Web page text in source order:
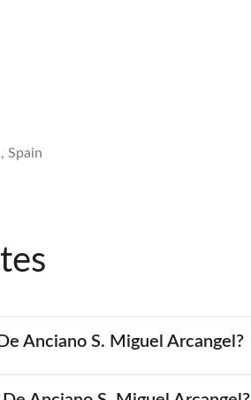
Spain
Anciano S. Miguel Arcangel?